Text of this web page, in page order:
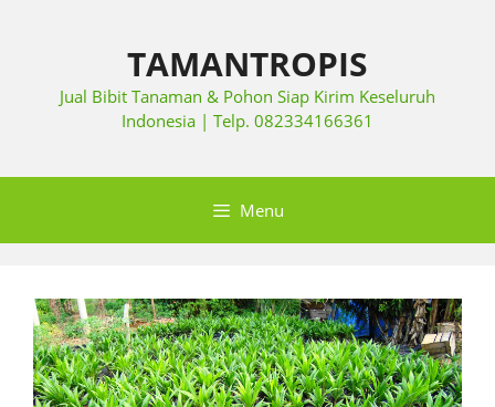
TAMANTROPIS
Jual Bibit Tanaman & Pohon Siap Kirim Keseluruh
Indonesia | Telp. 082334166361
Menu